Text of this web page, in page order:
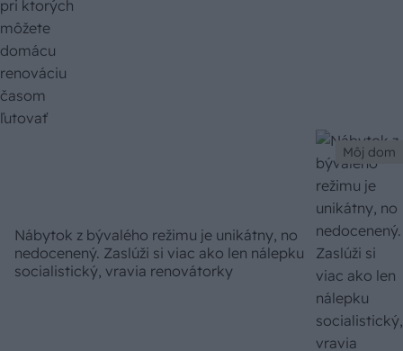
Môj dom
Nábytok z bývalého režimu je unikátny, no
nedocenený. Zaslúži si viac ako len nálepku
socialistický, vravia renovátorky